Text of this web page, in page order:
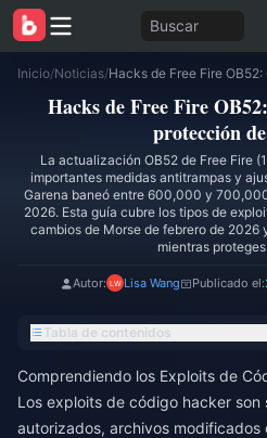
Buscar
Inicio/Noticias/
Hacks de Free Fire
protección
La actualización OB52 de Free Fire
importantes medidas antitrampas y
Garena baneó entre 600,000 y
2026. Esta guía cubre los tipos de
cambios de Morse de febrero de 2026
mientras
Autor: Lisa Wang Publicado el:
Tabla de contenidos
Comprendiendo los Exploits de
Los exploits de código hacker
autorizados, archivos modificados